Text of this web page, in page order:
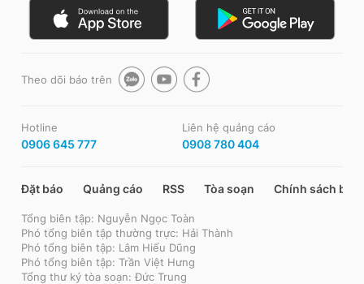
Theo dõi báo trên
Hotline
0906 645 777
Liên hệ quảng cáo
0908 780 404
Đặt báo Quảng cáo RSS Tòa soạn Chính sách bảo
Tổng biên tập: Nguyễn Ngọc Toàn
Phó tổng biên tập thường trực: Hải Thành
Phó tổng biên tập: Lâm Hiếu Dũng
Phó tổng biên tập: Trần Việt Hưng
Tổng thư ký tòa soạn: Đức Trung